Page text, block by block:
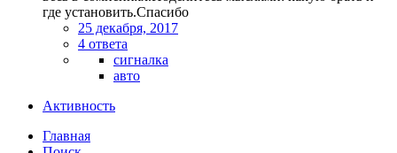
где установить.Спасибо
25 декабря, 2017
4 ответа
сигналка
авто
Активность
Главная